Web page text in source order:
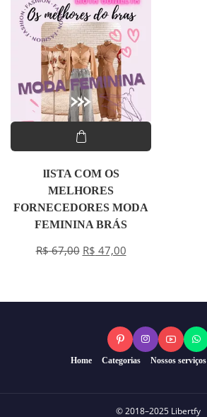
lISTA COM OS
MELHORES
FORNECEDORES MODA
FEMININA BRÁS
R$67,00 R$ 47,00
Home Categorias Nossos serviços
© 2018–2025 Libertfy